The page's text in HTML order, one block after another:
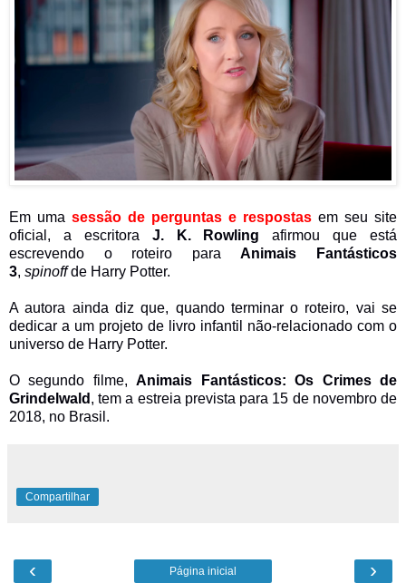
Em uma sessão de perguntas e respostas em seu site
oficial, a escritora J. K. Rowling afirmou que está
escrevendo o roteiro para Animais Fantásticos
3, spinoffde Harry Potter.
A autora ainda diz que, quando terminar o roteiro, vai se
dedicar a um projeto de livro infantil não-relacionado com o
universo de Harry Potter.
O segundo filme, Animais Fantásticos: Os Crimes de
Grindelwald , tem a estreia prevista para 15 de novembro de
2018, no Brasil.
Compartilhar
‹ ›
Página inicial